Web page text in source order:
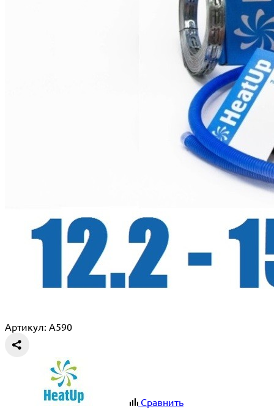
Артикул: A590
Сравнить